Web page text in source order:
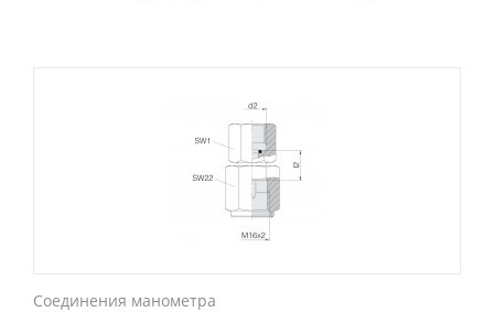
Соединения манометра